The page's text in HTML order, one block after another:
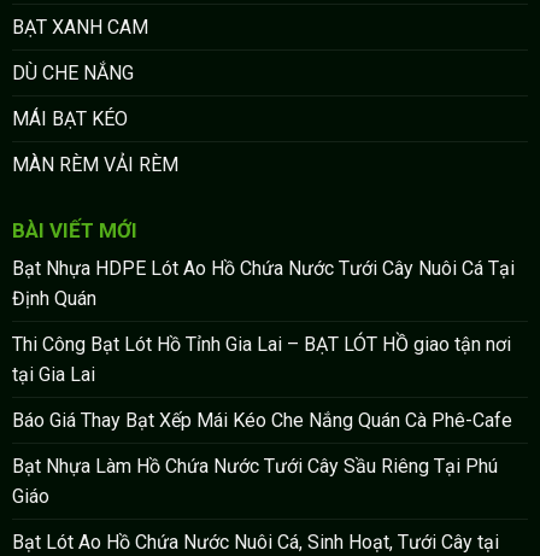
BẠT XANH CAM
DÙ CHE NẮNG
MÁI BẠT KÉO
MÀN RÈM VẢI RÈM
BÀI VIẾT MỚI
Bạt Nhựa HDPE Lót Ao Hồ Chứa Nước Tưới Cây Nuôi Cá Tại
Định Quán
Thi Công Bạt Lót Hồ Tỉnh Gia Lai – BẠT LÓT HỒ giao tận nơi
tại Gia Lai
Báo Giá Thay Bạt Xếp Mái Kéo Che Nắng Quán Cà Phê-Cafe
Bạt Nhựa Làm Hồ Chứa Nước Tưới Cây Sầu Riêng Tại Phú
Giáo
Bạt Lót Ao Hồ Chứa Nước Nuôi Cá, Sinh Hoạt, Tưới Cây tại